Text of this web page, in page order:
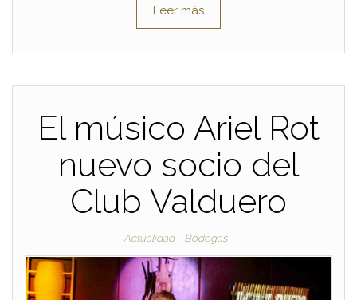
Leer más
El músico Ariel Rot
nuevo socio del
Club Valduero
Actualidad Bodegas